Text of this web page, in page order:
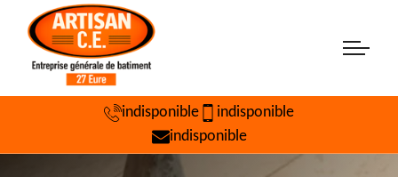
indisponible
indisponible
indisponible